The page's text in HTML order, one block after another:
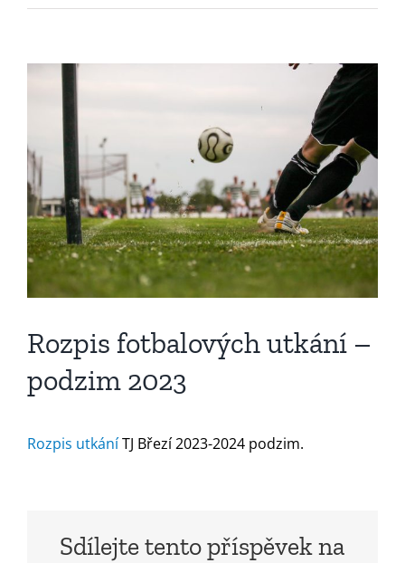
Zobrazit
obrázek
Rozpis fotbalových utkání –
podzim 2023
Rozpis utkáníTJ Březí 2023-2024 podzim.
Sdílejte tento příspěvek na